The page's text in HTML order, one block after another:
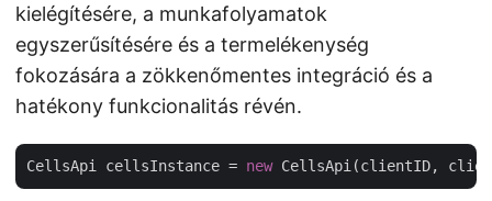
kielégítésére, a munkafolyamatok
egyszerűsítésére és a termelékenység
fokozására a zökkenőmentes integráció és a
hatékony funkcionalitás révén.
CellsApi cellsInstance = new